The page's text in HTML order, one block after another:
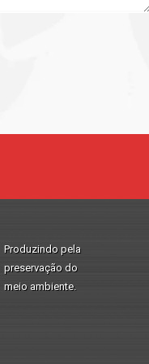
Produzindo pela
preservação do
meio ambiente.